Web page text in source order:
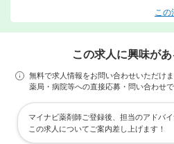
この
この求人に興味が
無料で求人情報をお問い合わせいただけま
薬局・病院等への直接応募・問い合わせ
マイナビ薬剤師ご登録後、担当のアドバ
この求人についてご案内差し上げます！